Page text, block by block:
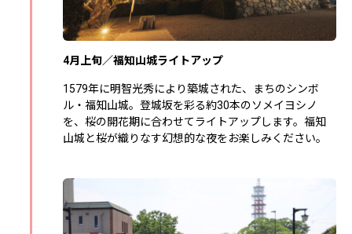
4月上旬／福知山城ライトアップ
1579年に明智光秀により築城された、まちのシンボ
ル・福知山城。登城坂を彩る約30本のソメイヨシノ
を、桜の開花期に合わせてライトアップします。福知
山城と桜が織りなす幻想的な夜をお楽しみください。